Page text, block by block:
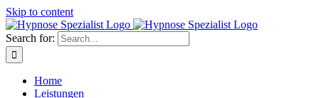
Skip to content
Search for:
Home
Leistungen